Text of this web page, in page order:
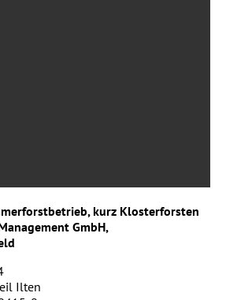
kurz Klosterforsten
GmbH,
Ilten